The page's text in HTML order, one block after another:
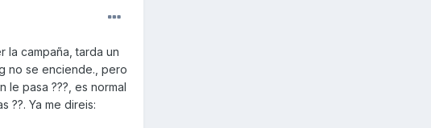
campaña, tarda un
no se enciende., pero
le pasa ???, es normal
??. Ya me direis: